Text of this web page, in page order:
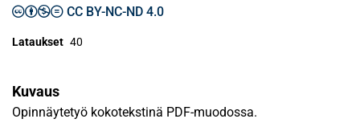
CC BY-NC-ND 4.0
Lataukset 40
Kuvaus
Opinnäytetyö kokotekstinä PDF-muodossa.